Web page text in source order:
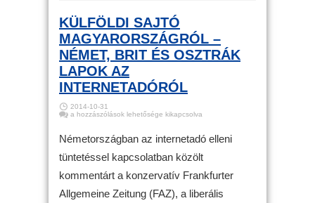
KÜLFÖLDI SAJTÓ
MAGYARORSZÁGRÓL –
NÉMET, BRIT ÉS OSZTRÁK
LAPOK AZ
INTERNETADÓRÓL
2014-10-31
Külföldi
–
Német,
és
lapok
internetadóról
bejegyzéshez
a hozzászólások lehetősége kikapcsolva
Németországban az internetadó elleni
tüntetéssel kapcsolatban közölt
kommentárt a konzervatív Frankfurter
Allgemeine Zeitung (FAZ), a liberális